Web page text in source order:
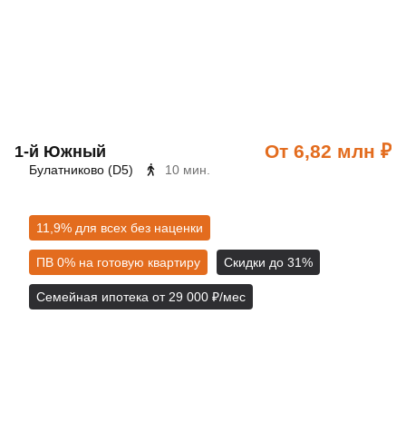
1‑й Южный От 6,82 млн ₽
Булатниково (D5) 10 мин.
11,9% для всех без наценки
ПВ 0% на готовую квартиру Скидки до 31%
Семейная ипотека от 29 000 ₽/мес